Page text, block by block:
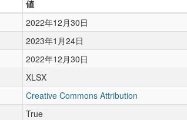
値
2022年12月30日
2023年1月24日
2022年12月30日
XLSX
Creative Commons Attribution
True